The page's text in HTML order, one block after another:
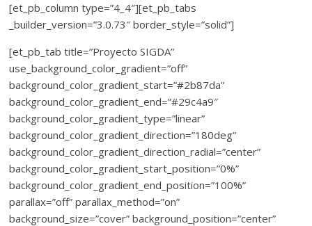
[et_pb_column type=”4_4″][et_pb_tabs
_builder_version=”3.0.73″ border_style=”solid”]
[et_pb_tab title=”Proyecto SIGDA”
use_background_color_gradient=”off”
background_color_gradient_start=”#2b87da”
background_color_gradient_end=”#29c4a9″
background_color_gradient_type=”linear”
background_color_gradient_direction=”180deg”
background_color_gradient_direction_radial=”center”
background_color_gradient_start_position=”0%”
background_color_gradient_end_position=”100%”
parallax=”off” parallax_method=”on”
background_size=”cover” background_position=”center”